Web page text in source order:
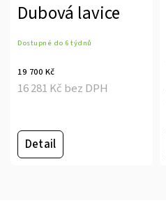
Dubová lavice
Dostupné do 6 týdnů
16 281 Kč bez DPH
19 700 Kč
Detail